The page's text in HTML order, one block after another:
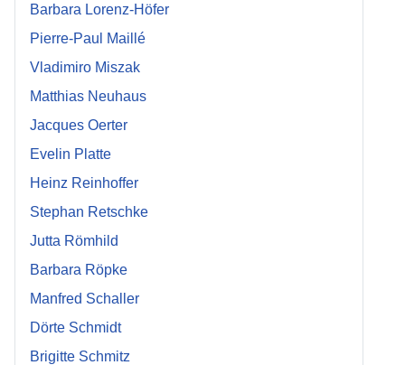
Barbara Lorenz-Höfer
Pierre-Paul Maillé
Vladimiro Miszak
Matthias Neuhaus
Jacques Oerter
Evelin Platte
Heinz Reinhoffer
Stephan Retschke
Jutta Römhild
Barbara Röpke
Manfred Schaller
Dörte Schmidt
Brigitte Schmitz